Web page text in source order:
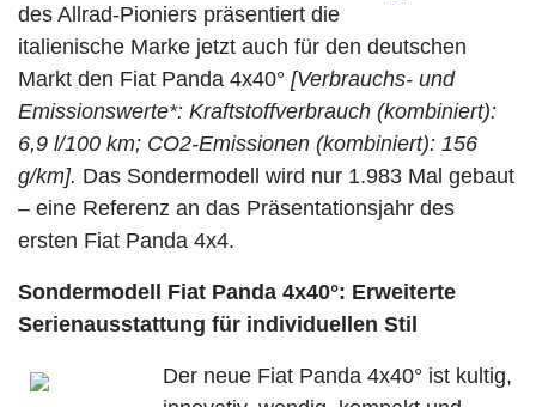
des Allrad-Pioniers präsentiert die
italienische Marke jetzt auch für den deutschen
Markt den Fiat Panda 4x40° [Verbrauchs- und
Emissionswerte*: Kraftstoffverbrauch (kombiniert):
6,9 l/100 km; CO2-Emissionen (kombiniert): 156
g/km]. Das Sondermodell wird nur 1.983 Mal gebaut
– eine Referenz an das Präsentationsjahr des
ersten Fiat Panda 4x4.
Sondermodell Fiat Panda 4x40°: Erweiterte
Serienausstattung für individuellen Stil
Der neue Fiat Panda 4x40° ist kultig,